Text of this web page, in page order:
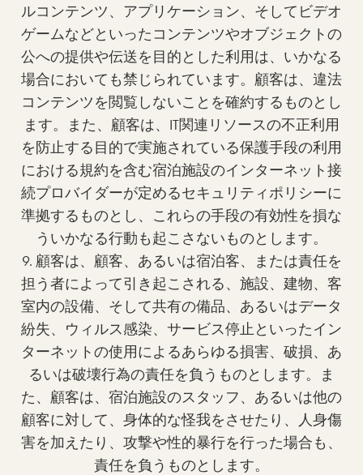
ルコンテンツ、アプリケーション、そしてビデオ
ゲームなどといったコンテンツやオブジェクトの
公への提供や伝送を目的とした利用は、いかなる
場合においても禁じられています。顧客は、違法
コンテンツを閲覧しないことを確約するものとし
ます。また、顧客は、IT関連リソースの不正利用
を防止する目的で実施されている保護手段の利用
における規約を含む宿泊施設のインターネット接
続プロバイダーが定めるセキュリティポリシーに
準拠するものとし、これらの手段の有効性を損な
ういかなる行動も起こさないものとします。
9. 顧客は、顧客、あるいは宿泊客、または責任を
担う者によって引き起こされる、施設、建物、客
室内の設備、そして共有の備品、あるいはデータ
紛失、ウィルス感染、サービス停止といったイン
ターネットの使用によるあらゆる損害、破損、あ
るいは破壊行為の責任を負うものとします。ま
た、顧客は、宿泊施設のスタッフ、あるいは他の
顧客に対して、身体的な怪我をさせたり、人身傷
害を加えたり、攻撃や性的暴行を行った場合も、
責任を負うものとします。